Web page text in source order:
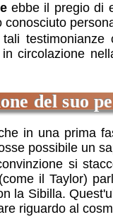
ebbe il pregio di
conosciuto
tali
in circolazione
del suo
in una prima
possibile un
si
il Taylor)
la Sibilla.
riguardo al